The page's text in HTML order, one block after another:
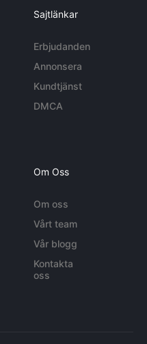
Sajtlänkar
Erbjudanden
Annonsera
Kundtjänst
DMCA
Om Oss
Om oss
Vårt team
Vår blogg
Kontakta
oss